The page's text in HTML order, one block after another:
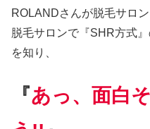
ROLANDさんが脱毛サロ
脱毛サロンで『SHR方式
を知り、
『あっ、面白